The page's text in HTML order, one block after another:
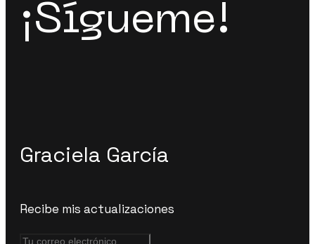
¡Sígueme!
Graciela García
Recibe mis actualizaciones